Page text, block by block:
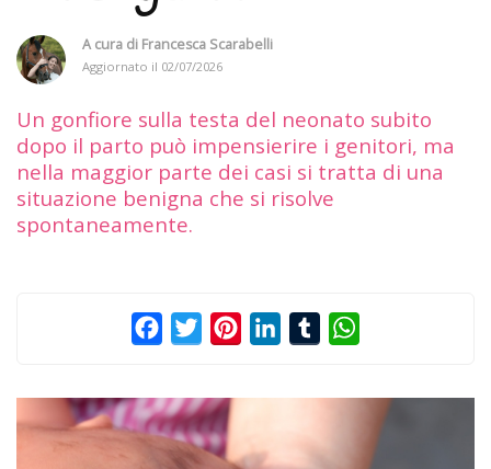
A cura di Francesca Scarabelli
Aggiornato il 02/07/2026
Un gonfiore sulla testa del neonato subito
dopo il parto può impensierire i genitori, ma
nella maggior parte dei casi si tratta di una
situazione benigna che si risolve
spontaneamente.
FacebookTwitterPinterestLinkedInTumblr